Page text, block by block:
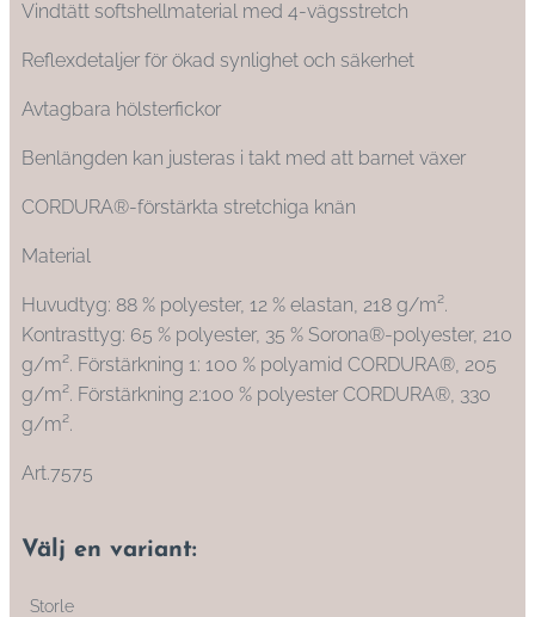
Vindtätt softshellmaterial med 4-vägsstretch
Reflexdetaljer för ökad synlighet och säkerhet
Avtagbara hölsterfickor
Benlängden kan justeras i takt med att barnet växer
CORDURA®-förstärkta stretchiga knän
Material
Huvudtyg: 88 % polyester, 12 % elastan, 218 g/m².
Kontrasttyg: 65 % polyester, 35 % Sorona®-polyester, 210
g/m². Förstärkning 1: 100 % polyamid CORDURA®, 205
g/m². Förstärkning 2:100 % polyester CORDURA®, 330
g/m².
Art.7575
Välj en variant:
Storle